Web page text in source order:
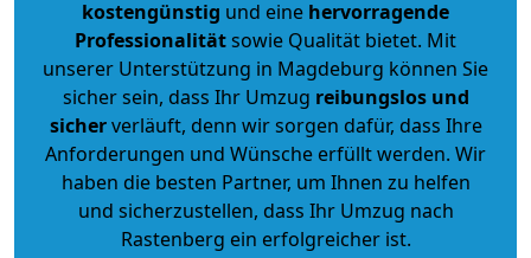
kostengünstig und eine hervorragende
Professionalitätsowie Qualität bietet. Mit
unserer Unterstützung in Magdeburg können Sie
sicher sein, dass Ihr Umzug reibungslos und
sicherverläuft, denn wir sorgen dafür, dass Ihre
Anforderungen und Wünsche erfüllt werden. Wir
haben die besten Partner, um Ihnen zu helfen
und sicherzustellen, dass Ihr Umzug nach
Rastenberg ein erfolgreicher ist.